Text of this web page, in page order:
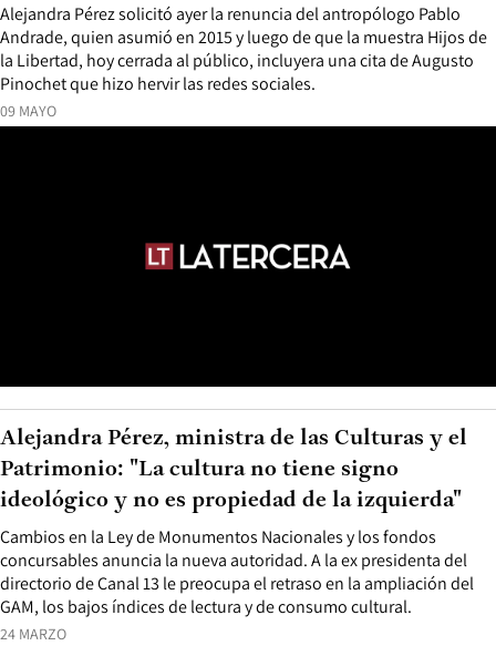
09 MAYO
Alejandra Pérez solicitó ayer la renuncia del antropólogo Pablo
Andrade, quien asumió en 2015 y luego de que la muestra Hijos de
la Libertad, hoy cerrada al público, incluyera una cita de Augusto
Pinochet que hizo hervir las redes sociales.
24 MARZO
Cambios en la Ley de Monumentos Nacionales y los fondos
concursables anuncia la nueva autoridad. A la ex presidenta del
directorio de Canal 13 le preocupa el retraso en la ampliación del
GAM, los bajos índices de lectura y de consumo cultural.
Alejandra Pérez, ministra de las Culturas y el
Patrimonio: "La cultura no tiene signo
ideológico y no es propiedad de la izquierda"